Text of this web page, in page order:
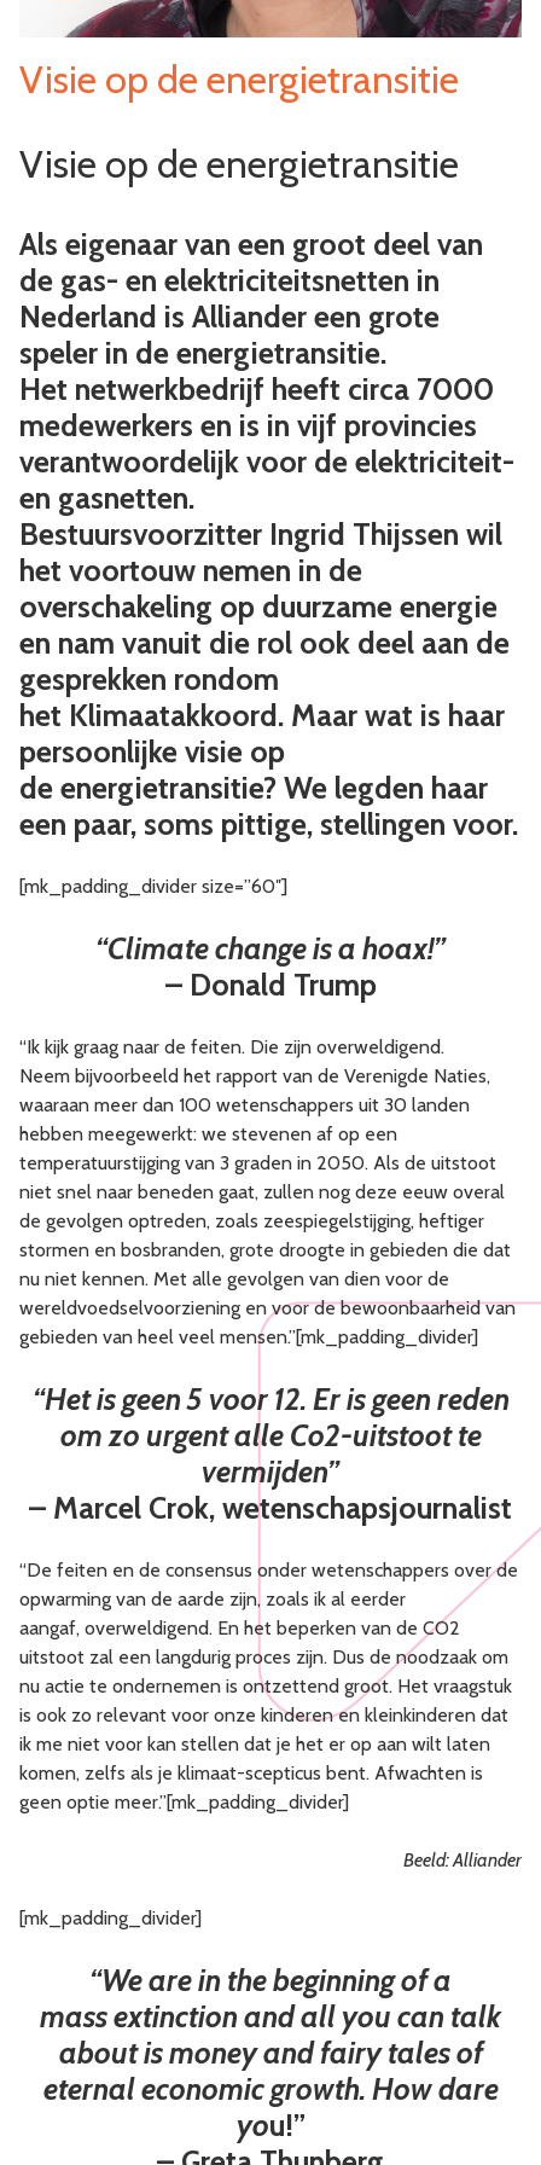
Visie op de energietransitie
Visie op de energietransitie
Als eigenaar van een groot deel van
de gas- en elektriciteitsnetten in
Nederland is Alliander een grote
speler in de energietransitie.
Het netwerkbedrijf heeft circa 7000
medewerkers en is in vijf provincies
verantwoordelijk voor de elektriciteit-
en gasnetten.
Bestuursvoorzitter Ingrid Thijssen wil
het voortouw nemen in de
overschakeling op duurzame energie
en nam vanuit die rol ook deel aan de
gesprekken rondom
het Klimaatakkoord. Maar wat is haar
persoonlijke visie op
de energietransitie? We legden haar
een paar, soms pittige, stellingen voor.
[mk_padding_divider size=”60″]
“Climate change is a hoax!”
– Donald Trump
“Ik kijk graag naar de feiten. Die zijn overweldigend.
Neem bijvoorbeeld het rapport van de Verenigde Naties,
waaraan meer dan 100 wetenschappers uit 30 landen
hebben meegewerkt: we stevenen af op een
temperatuurstijging van 3 graden in 2050. Als de uitstoot
niet snel naar beneden gaat, zullen nog deze eeuw overal
de gevolgen optreden, zoals zeespiegelstijging, heftiger
stormen en bosbranden, grote droogte in gebieden die dat
nu niet kennen. Met alle gevolgen van dien voor de
wereldvoedselvoorziening en voor de bewoonbaarheid van
gebieden van heel veel mensen.”[mk_padding_divider]
“Het is geen 5 voor 12. Er is geen reden
om zo urgentalle Co2-uitstoot te
vermijden”
– Marcel Crok, wetenschapsjournalist
“De feiten en de consensus onder wetenschappers over de
opwarming van de aarde zijn, zoals ik al eerder
aangaf, overweldigend. En het beperken van de CO2
uitstoot zal een langdurig proces zijn. Dus de noodzaak om
nu actie te ondernemen is ontzettend groot. Het vraagstuk
is ook zo relevant voor onze kinderen en kleinkinderen dat
ik me niet voor kan stellen dat je het er op aan wilt laten
komen, zelfs als je klimaat-scepticus bent. Afwachten is
geen optie meer.”[mk_padding_divider]
Beeld: Alliander
[mk_padding_divider]
“We are in the beginning of a
mass extinction and all you can talk
aboutis money and fairy tales of
eternal economic growth. How dare
you!”